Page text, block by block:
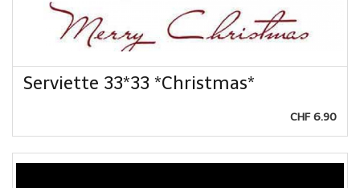
Serviette 33*33 *Christmas*
CHF 6.90